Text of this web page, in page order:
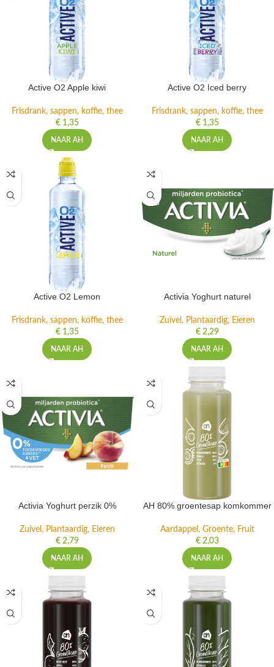
Active O2 Apple kiwi
Frisdrank, sappen, koffie, thee
€1,35
NAAR AH
Active O2 Iced berry
Frisdrank, sappen, koffie, thee
€1,35
NAAR AH
Active O2 Lemon
Frisdrank, sappen, koffie, thee
€1,35
NAAR AH
Activia Yoghurt naturel
Zuivel, Plantaardig, Eieren
€2,29
NAAR AH
Activia Yoghurt perzik 0%
Zuivel, Plantaardig, Eieren
€2,79
NAAR AH
AH 80% groentesap komkommer
Aardappel, Groente, Fruit
€2,03
NAAR AH